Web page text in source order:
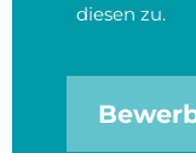
diesen zu.